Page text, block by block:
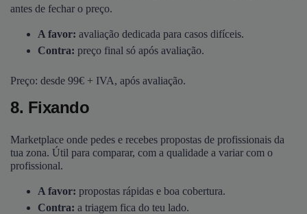
antes de fechar o preço.
A favor: avaliação dedicada para casos difíceis.
Contra: preço final só após avaliação.
Preço: desde 99€ + IVA, após avaliação.
8. Fixando
Marketplace onde pedes e recebes propostas de profissionais da
tua zona. Útil para comparar, com a qualidade a variar com o
profissional.
A favor: propostas rápidas e boa cobertura.
Contra: a triagem fica do teu lado.